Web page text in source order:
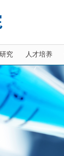
究 人才培养